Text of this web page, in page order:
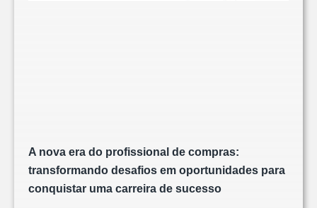
A nova era do profissional de compras:
transformando desafios em oportunidades para
conquistar uma carreira de sucesso